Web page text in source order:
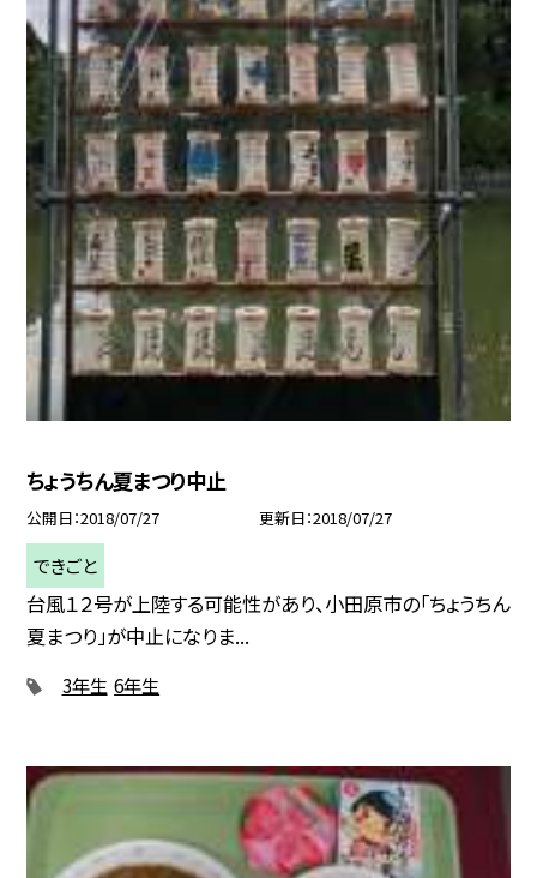
ちょうちん夏まつり中止
公開日 2018/07/27 更新日 2018/07/27
できごと
台風１２号が上陸する可能性があり、小田原市の「ちょうちん
夏まつり」が中止になりま...
3年生 6年生